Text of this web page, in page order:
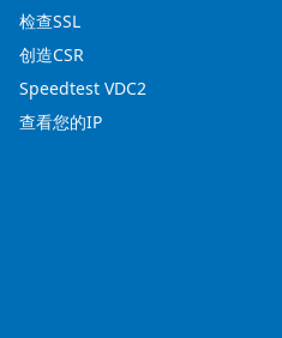
检查SSL
创造CSR
Speedtest VDC2
查看您的IP